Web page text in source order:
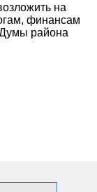
на
финансам
района